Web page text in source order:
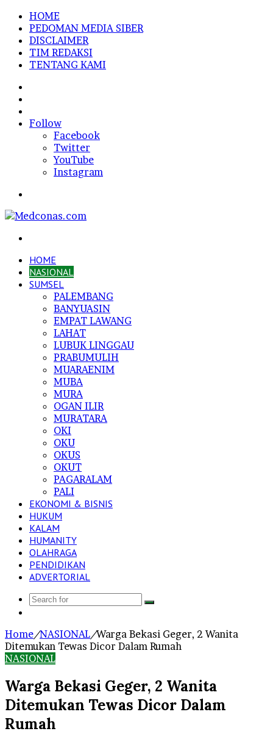
HOME
PEDOMAN MEDIA SIBER
DISCLAIMER
TIM REDAKSI
TENTANG KAMI
In
Follow
Facebook
Twitter
YouTube
Instagram
HOME
NASIONAL
SUMSEL
PALEMBANG
BANYUASIN
EMPAT LAWANG
LAHAT
LUBUK LINGGAU
PRABUMULIH
MUARAENIM
MUBA
MURA
OGAN ILIR
MURATARA
OKI
OKU
OKUS
OKUT
PAGARALAM
PALI
EKONOMI & BISNIS
HUKUM
KALAM
HUMANITY
OLAHRAGA
PENDIDIKAN
ADVERTORIAL
Search
Home/NASIONAL/Warga Bekasi Geger, 2 Wanita
Ditemukan Tewas Dicor Dalam Rumah
NASIONAL
Warga Bekasi Geger, 2 Wanita
Ditemukan Tewas Dicor Dalam
Rumah